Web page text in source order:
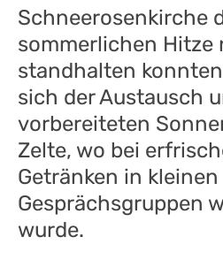
Schneerosenkirche
sommerlichen Hitze
standhalten
sich der Austausch
vorbereiteten
Zelte, wo bei
Getränken in kleinen
Gesprächsgruppen
wurde.